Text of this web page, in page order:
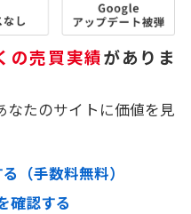
の売買実績がありま
なたのサイトに価値を見
（手数料無料）
確認する